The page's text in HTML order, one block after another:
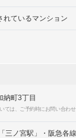
れているマンション
納町3丁目
ては、ご予約時にお問い合わ
三ノ宮駅」・阪急各